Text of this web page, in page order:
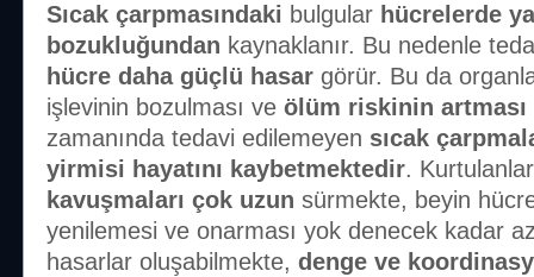
Sıcak çarpmasındaki bulgular hücrelerde
bozukluğundan kaynaklanır. Bu nedenle
hücre daha güçlü hasar görür. Bu da
işlevinin bozulması ve ölüm riskinin artması
zamanında tedavi edilemeyen sıcak
yirmisi hayatını kaybetmektedir.
kavuşmaları çok uzun sürmekte, beyin
yenilemesi ve onarması yok denecek kadar
hasarlar oluşabilmekte, denge ve